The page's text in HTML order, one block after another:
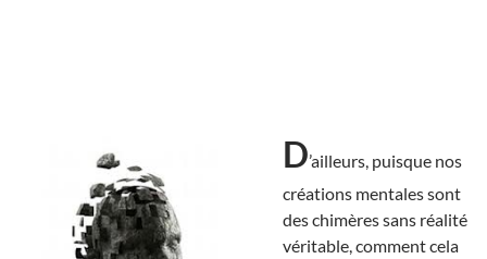
D’ailleurs, puisque nos
créations mentales sont
des chimères sans réalité
véritable, comment cela